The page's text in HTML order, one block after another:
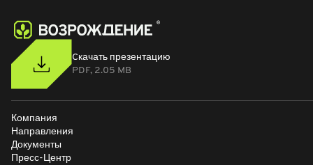
Cкачать презентацию
PDF, 2.05 MB
Компания
Направления
Документы
Пресс-Центр